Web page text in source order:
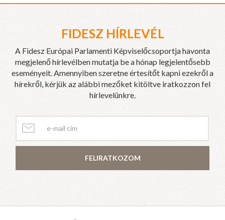
FIDESZ HÍRLEVÉL
A Fidesz Európai Parlamenti Képviselőcsoportja havonta
megjelenő hírlevélben mutatja be a hónap legjelentősebb
eseményeit. Amennyiben szeretne értesítőt kapni ezekről a
hírekről, kérjük az alábbi mezőket kitöltve iratkozzon fel
hírlevelünkre.
FELIRATKOZOM